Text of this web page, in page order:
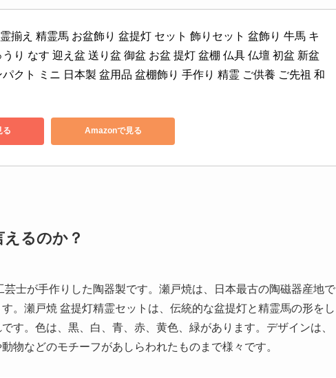
揃え 精霊馬 お盆飾り 盆提灯 セット 飾りセット 盆飾り 牛馬 キ
うり なす 迎え盆 送り盆 御盆 お盆 提灯 盆棚 仏具 仏壇 初盆 新盆
クト ミニ 日本製 盆用品 盆棚飾り 手作り 精霊 ご供養 ご先祖 和
る Amazonで見る
るのか？
士が手作りした陶器製です。瀬戸焼は、日本最古の陶磁器産地で
。瀬戸焼 盆提灯精霊セットは、伝統的な盆提灯と精霊馬の形をし
す。色は、黒、白、青、赤、黄色、緑があります。デザインは、
物などのモチーフがあしらわれたものまで様々です。